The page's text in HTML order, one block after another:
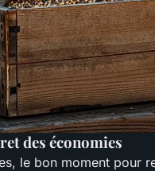
des économies
le bon moment pour